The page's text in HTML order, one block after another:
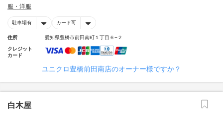
服・洋服
駐車場有 カード可
住所 愛知県豊橋市前田南町１丁目６−２
クレジット
カード
ユニクロ豊橋前田南店のオーナー様ですか？
白木屋